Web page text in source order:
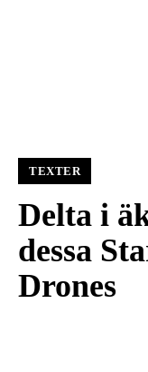
TEXTER
Delta i
dessa
Drones